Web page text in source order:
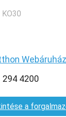
Webáruház
294 4200
a